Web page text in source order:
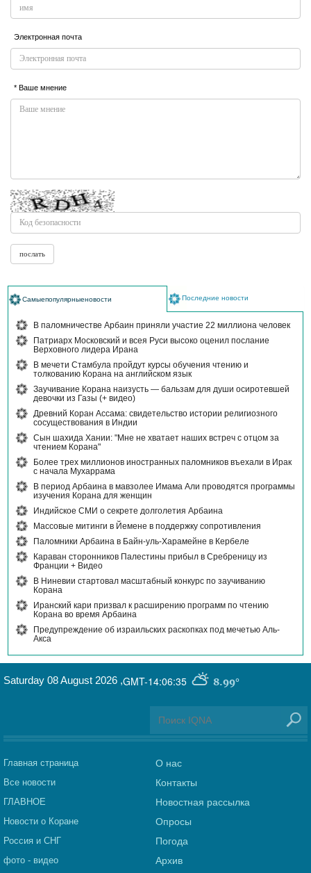
Электронная почта
* Ваше мнение
Самыепопулярныеновости Последние новости
В паломничестве Арбаин приняли участие 22 миллиона человек
Патриарх Московский и всея Руси высоко оценил послание
Верховного лидера Ирана
В мечети Стамбула пройдут курсы обучения чтению и
толкованию Корана на английском язык
Заучивание Корана наизусть — бальзам для души осиротевшей
девочки из Газы (+ видео)
Древний Коран Ассама: свидетельство истории религиозного
сосуществования в Индии
Сын шахида Хании: "Мне не хватает наших встреч с отцом за
чтением Корана"
Более трех миллионов иностранных паломников въехали в Ирак
с начала Мухаррама
В период Арбаина в мавзолее Имама Али проводятся программы
изучения Корана для женщин
Индийское СМИ о секрете долголетия Арбаина
Массовые митинги в Йемене в поддержку сопротивления
Паломники Арбаина в Байн-уль-Харамейне в Кербеле
Караван сторонников Палестины прибыл в Сребреницу из
Франции + Видео
В Ниневии стартовал масштабный конкурс по заучиванию
Корана
Иранский кари призвал к расширению программ по чтению
Корана во время Арбаина
Предупреждение об израильских раскопках под мечетью Аль-
Акса
GMT-14:06:35 8.99°
Saturday 08 August 2026 ,
Главная страница
Все новости
ГЛАВНОЕ
Новости о Коране
Россия и СНГ
фото - видео
О нас
Контакты
Новостная рассылка
Опросы
Погода
Архив